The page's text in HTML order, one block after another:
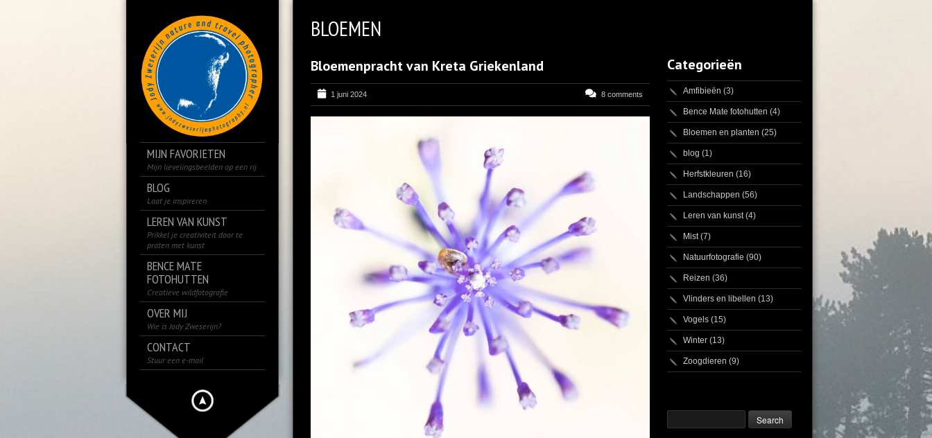
MIJN FAVORIETEN
Mijn lievelingsbeelden op een rij
BLOG
Laat je inspireren
LEREN VAN KUNST
Prikkel je creativiteit door te
praten met kunst
BENCE MATE
FOTOHUTTEN
Creatieve wildfotografie
OVER MIJ
Wie is Jody Zweserijn?
CONTACT
Stuur een e-mail
BLOEMEN
Bloemenpracht van Kreta Griekenland
1 juni 2024 8 comments
Categorieën
Amfibieën (3)
Bence Mate fotohutten (4)
Bloemen en planten (25)
blog (1)
Herfstkleuren (16)
Landschappen (56)
Leren van kunst(4)
Mist(7)
Natuurfotografie (90)
Reizen (36)
Vlinders en libellen (13)
Vogels (15)
Winter (13)
Zoogdieren (9)